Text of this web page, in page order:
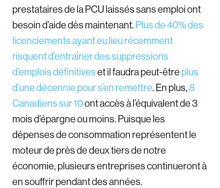
prestataires de la PCU laissés sans emploi ont
besoin d’aide dès maintenant. Plus de 40% des
licenciements ayant eu lieu récemment
risquent d’entraîner des suppressions
d’emplois définitiveset il faudra peut-êtreplus
d’une décennie pour s’en remettre. En plus,8
Canadiens sur 10ont accès à l’équivalent de 3
mois d’épargne ou moins. Puisque les
dépenses de consommation représentent le
moteur de près de deux tiers de notre
économie, plusieurs entreprises continueront à
en souffrir pendant des années.